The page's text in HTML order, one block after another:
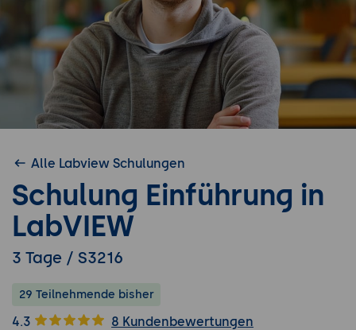
Alle Labview Schulungen
Schulung Einführung in
LabVIEW
3 Tage / S3216
29 Teilnehmende bisher
4.3 8 Kundenbewertungen